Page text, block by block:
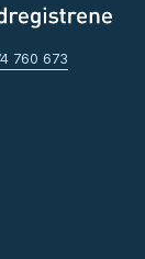
760 673